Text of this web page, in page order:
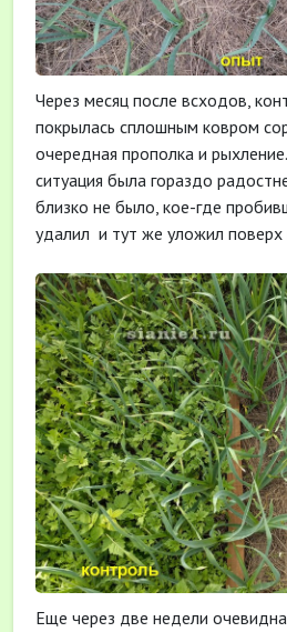
Через месяц после всходов,
покрылась сплошным ковром
очередная прополка и
ситуация была гораздо
близко не было, кое-где
удалил и тут же уложил поверх
Еще через две недели